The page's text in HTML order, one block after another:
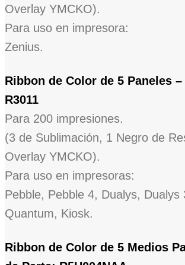
Overlay YMCKO).
Para uso en impresora:
Zenius.
Ribbon de Color de 5 Paneles
R3011
Para 200 impresiones.
(3 de Sublimación, 1 Negro de
Overlay YMCKO).
Para uso en impresoras:
Pebble, Pebble 4, Dualys, Dualys
Quantum, Kiosk.
Ribbon de Color de 5 Medios